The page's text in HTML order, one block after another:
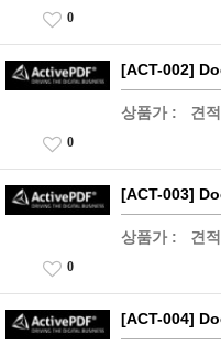
0
[ACT-002]
상품가 : 견
0
[ACT-003]
상품가 : 견
0
[ACT-004]